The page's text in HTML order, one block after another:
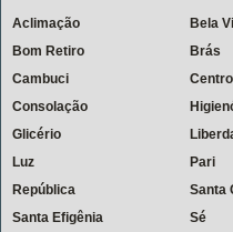
Aclimação
Bela
Bom Retiro
Brás
Cambuci
Centro
Consolação
Glicério
Luz
Pari
República
Santa
Santa Efigênia
Sé